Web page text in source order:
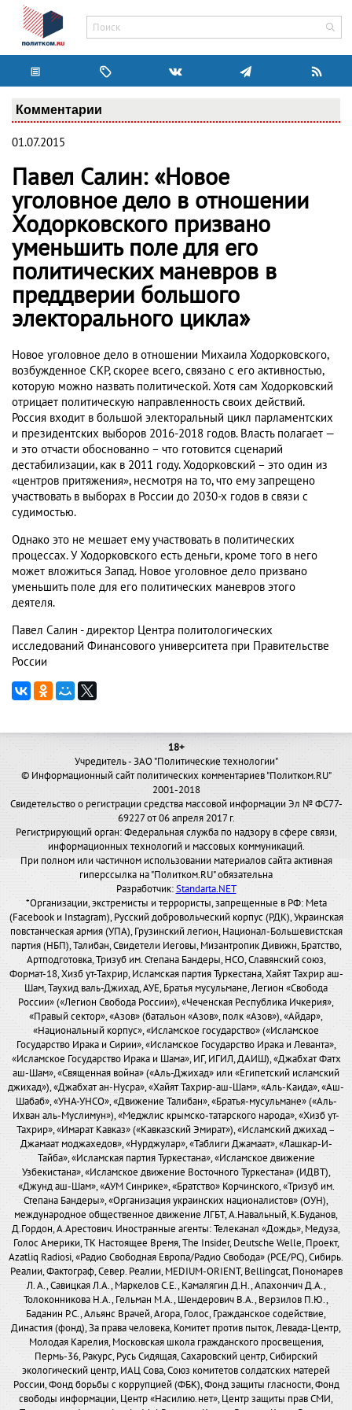
Комментарии
01.07.2015
Павел Салин: «Новое
уголовное дело в отношении
Ходорковского призвано
уменьшить поле для его
политических маневров в
преддверии большого
электорального цикла»
Новое уголовное дело в отношении Михаила Ходорковского,
возбужденное СКР, скорее всего, связано с его активностью,
которую можно назвать политической. Хотя сам Ходорковский
отрицает политическую направленность своих действий.
Россия входит в большой электоральный цикл парламентских
и президентских выборов 2016-2018 годов. Власть полагает —
и это отчасти обоснованно – что готовится сценарий
дестабилизации, как в 2011 году. Ходорковский – это один из
«центров притяжения», несмотря на то, что ему запрещено
участвовать в выборах в России до 2030-х годов в связи с
судимостью.
Однако это не мешает ему участвовать в политических
процессах. У Ходорковского есть деньги, кроме того в него
может вложиться Запад. Новое уголовное дело призвано
уменьшить поле для его политических маневров этого
деятеля.
Павел Салин - директор Центра политологических
исследований Финансового университета при Правительстве
России
18+
Учредитель - ЗАО "Политические технологии"
© Информационный сайт политических комментариев "Политком.RU"
2001-2018
Свидетельство о регистрации средства массовой информации Эл № ФС77-
69227 от 06 апреля 2017 г.
Регистрирующий орган: Федеральная служба по надзору в сфере связи,
информационных технологий и массовых коммуникаций.
При полном или частичном использовании материалов сайта активная
гиперссылка на "Политком.RU" обязательна
Разработчик:Standarta.NET
*Организации, экстремисты и террористы, запрещенные в РФ: Meta
(Facebook и Instagram), Русский добровольческий корпус (РДК), Украинская
повстанческая армия (УПА), Грузинский легион, Национал-Большевистская
партия (НБП), Талибан, Свидетели Иеговы, Мизантропик Дивижн, Братство,
Артподготовка, Тризуб им. Степана Бандеры, НСО, Славянский союз,
Формат-18, Хизб ут-Тахрир, Исламская партия Туркестана, Хайят Тахрир аш-
Шам, Таухид валь-Джихад, АУЕ, Братья мусульмане, Легион «Свобода
России» («Легион Свобода России»), «Чеченская Республика Ичкерия»,
«Правый сектор», «Азов» (батальон «Азов», полк «Азов»), «Айдар»,
«Национальный корпус», «Исламское государство» («Исламское
Государство Ирака и Сирии», «Исламское Государство Ирака и Леванта»,
«Исламское Государство Ирака и Шама», ИГ, ИГИЛ, ДАИШ), «Джабхат Фатх
аш-Шам», «Священная война» («Аль-Джихад» или «Египетский исламский
джихад»), «Джабхат ан-Нусра», «Хайят Тахрир-аш-Шам», «Аль-Каида», «Аш-
Шабаб», «УНА-УНСО», «Движение Талибан», «Братья-мусульмане» («Аль-
Ихван аль-Муслимун»), «Меджлис крымско-татарского народа», «Хизб ут-
Тахрир», «Имарат Кавказ» («Кавказский Эмират»), «Исламский джихад –
Джамаат моджахедов», «Нурджулар», «Таблиги Джамаат», «Лашкар-И-
Тайба», «Исламская партия Туркестана», «Исламское движение
Узбекистана», «Исламское движение Восточного Туркестана» (ИДВТ),
«Джунд аш-Шам», «АУМ Синрике», «Братство» Корчинского, «Тризуб им.
Степана Бандеры», «Организация украинских националистов» (ОУН),
международное общественное движение ЛГБТ, А.Навальный, К.Буданов,
Д.Гордон, А.Арестович. Иностранные агенты: Телеканал «Дождь», Медуза,
Голос Америки, ТК Настоящее Время, The Insider, Deutsche Welle, Проект,
Azatliq Radiosi, «Радио Свободная Европа/Радио Свобода» (PCE/PC), Сибирь.
Реалии, Фактограф, Север. Реалии, MEDIUM-ORIENT, Bellingcat, Пономарев
Л. А., Савицкая Л.А., Маркелов С.Е., Камалягин Д.Н., Апахончич Д.А.,
Толоконникова Н.А., Гельман М.А., Шендерович В.А., Верзилов П.Ю.,
Баданин Р.С., Альянс Врачей, Агора, Голос, Гражданское содействие,
Династия (фонд), За права человека, Комитет против пыток, Левада-Центр,
Молодая Карелия, Московская школа гражданского просвещения,
Пермь-36, Ракурс, Русь Сидящая, Сахаровский центр, Сибирский
экологический центр, ИАЦ Сова, Союз комитетов солдатских матерей
России, Фонд борьбы с коррупцией (ФБК), Фонд защиты гласности, Фонд
свободы информации, Центр «Насилию.нет», Центр защиты прав СМИ,